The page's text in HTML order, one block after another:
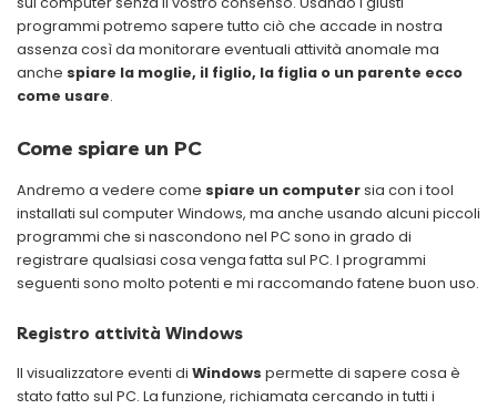
programmi potremo sapere tutto ciò che accade in nostra
assenza così da monitorare eventuali attività anomale ma
anche spiare la moglie, il figlio, la figlia o un parente ecco
come usare.
Come spiare un PC
Andremo a vedere come spiare un computersia con i tool
installati sul computer Windows, ma anche usando alcuni piccoli
programmi che si nascondono nel PC sono in grado di
registrare qualsiasi cosa venga fatta sul PC. I programmi
seguenti sono molto potenti e mi raccomando fatene buon uso.
Registro attività Windows
Il visualizzatore eventi di Windows permette di sapere cosa è
stato fatto sul PC. La funzione, richiamata cercando in tutti i